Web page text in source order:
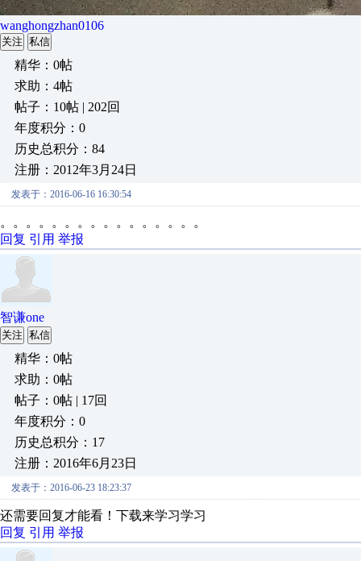
wanghongzhan0106
关注 私信
精华：0帖
求助：4帖
帖子：10帖 | 202回
年度积分：0
历史总积分：84
注册：2012年3月24日
发表于：2016-06-16 16:30:54
。。。。。。。。。。。。。。。。
回复 引用 举报
智谦one
关注 私信
精华：0帖
求助：0帖
帖子：0帖 | 17回
年度积分：0
历史总积分：17
注册：2016年6月23日
发表于：2016-06-23 18:23:37
还需要回复才能看！下载来学习学习
回复 引用 举报